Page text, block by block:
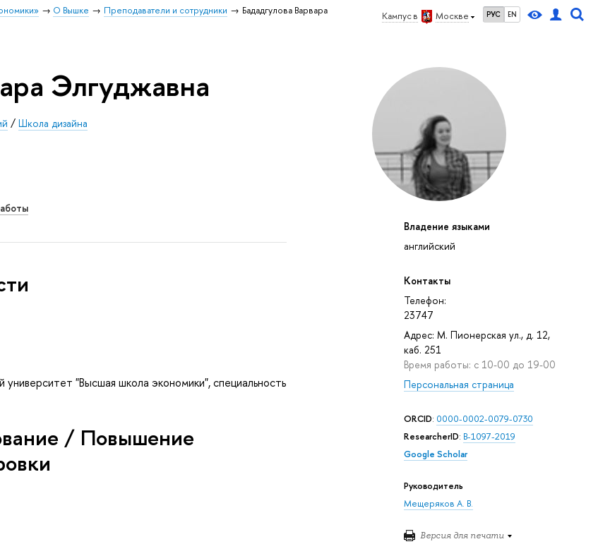
Кампус в Москве РУС EN
О Вышке Преподаватели и сотрудники
Бададгулова Варвара
Владение языками
английский
Контакты
Телефон:
23747
Адрес: М. Пионерская ул., д. 12,
каб. 251
Время работы: с 10-00 до 19-00
Персональная страница
ORCID: 0000-0002-0079-0730
ResearcherID: B-1097-2019
Google Scholar
Руководитель
Мещеряков А. В.
Версия для печати
Элгуджавна
/Школа дизайна
университет "Высшая школа экономики", специальность
/ Повышение